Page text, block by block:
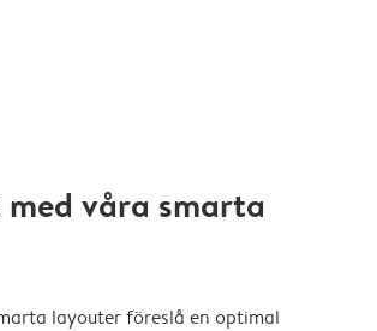
våra smarta
layouter föreslå en optimal